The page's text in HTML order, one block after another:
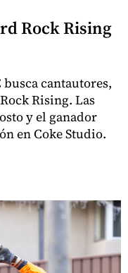
Rock Rising
cantautores,
Rising. Las
y el ganador
en Coke Studio.